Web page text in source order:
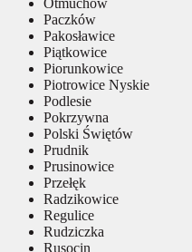
Paczków
Pakosławice
Piątkowice
Piorunkowice
Piotrowice Nyskie
Podlesie
Pokrzywna
Polski Świętów
Prudnik
Prusinowice
Przełęk
Radzikowice
Regulice
Rudziczka
Rusocin